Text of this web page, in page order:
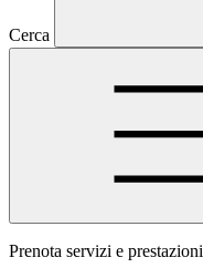
Cerca
Prenota servizi e prestazioni